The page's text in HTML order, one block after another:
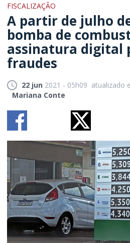
FISCALIZAÇÃO
A partir de julho
bomba de
assinatura digital
fraudes
22 jun 2021 - 05h09 atualizado
Mariana Conte